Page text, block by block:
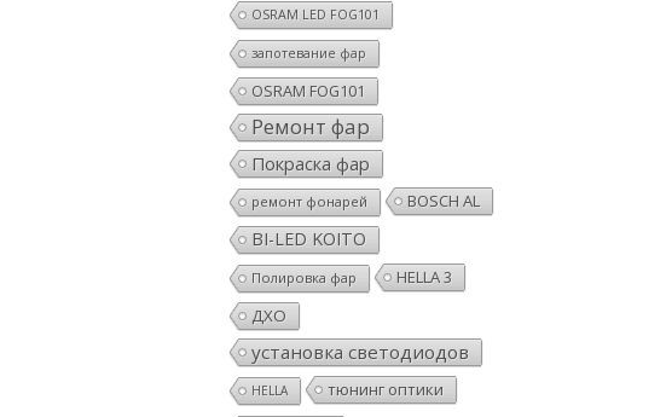
OSRAM LED FOG101
запотевание фар
OSRAM FOG101
Ремонт фар
Покраска фар
ремонт фонарей BOSCH AL
BI-LED KOITO
Полировка фар
HELLA 3
ДХО
установка светодиодов
HELLA тюнинг оптики